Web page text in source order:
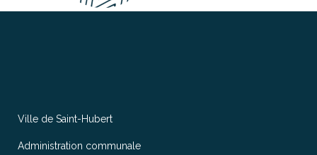
Ville de Saint-Hubert
Administration communale